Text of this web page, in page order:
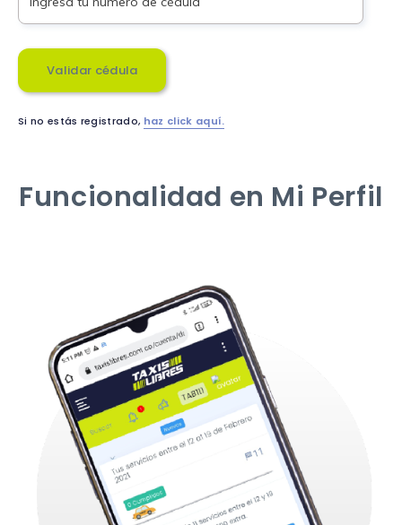
Validar cédula
Si no estás registrado, haz click aquí.
Funcionalidad en Mi Perfil